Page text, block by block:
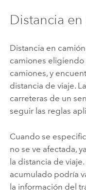
Distancia
Distancia en
camiones
camiones, y
distancia de viaje.
carreteras de un
seguir las reglas
Cuando se
no se ve afectada,
la distancia de
acumulado podría
la información del